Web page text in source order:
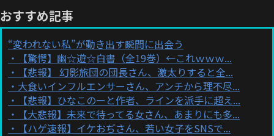
おすすめ記事
“変われない私”が動き出す瞬間に出会う
【驚愕】幽☆遊☆白書（全19巻）←これｗｗｗ...
【悲報】 幻影旅団の団長さん、激太りすると全...
大食いインフルエンサーさん、アンチから理不尽...
【悲報】ひなこのーと作者、ラインを派手に超え...
【大悲報】未来で待ってる女さん、あまりにも多...
【ハゲ速報】イケおぢさん、若い女子をSNSで...